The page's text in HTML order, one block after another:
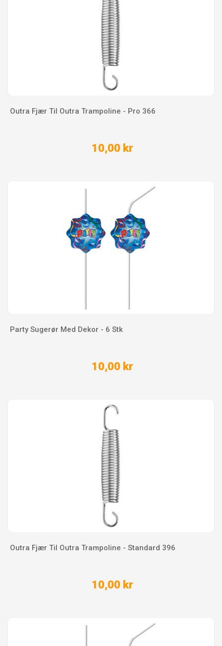
Outra Fjær Til Outra Trampoline - Pro 366
10,00 kr
Party Sugerør Med Dekor - 6 Stk
10,00 kr
Outra Fjær Til Outra Trampoline - Standard 396
10,00 kr